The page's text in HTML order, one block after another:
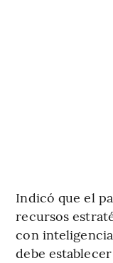
Indicó que el
recursos
con
debe